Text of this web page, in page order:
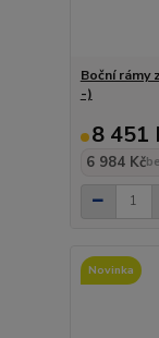
Boční rámy
-)
8 451
6 984 Kč
Novinka